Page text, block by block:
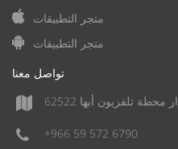
متجر التطبيقات
متجر التطبيقات
تواصل معنا
تلفزيون أبها 62522
+966 59 572 6790